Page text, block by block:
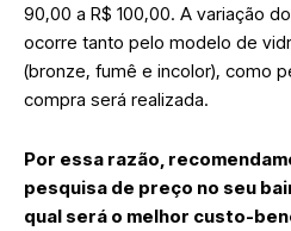
90,00 a R$ 100,00. A variação
ocorre tanto pelo modelo de
(bronze, fumê e incolor), como
compra será realizada.
Por essa razão,
pesquisa de preço no seu
qual será o melhor custo-